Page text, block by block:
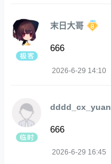
末日大哥
666
2026-6-29 14:10
dddd_cx_yuan
666
2026-6-29 16:45